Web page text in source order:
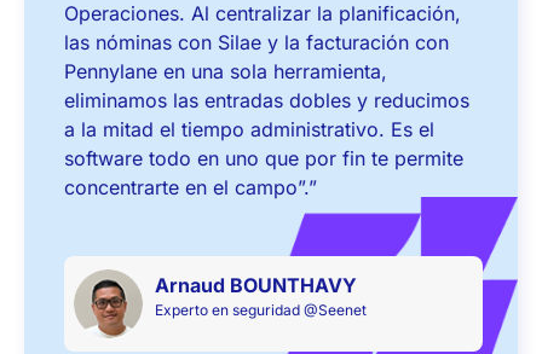
Operaciones. Al centralizar la planificación,
las nóminas con Silae y la facturación con
Pennylane en una sola herramienta,
eliminamos las entradas dobles y reducimos
a la mitad el tiempo administrativo. Es el
software todo en uno que por fin te permite
concentrarte en el campo”.”
Arnaud BOUNTHAVY
Experto en seguridad @Seenet